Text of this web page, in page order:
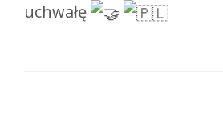
uchwałę